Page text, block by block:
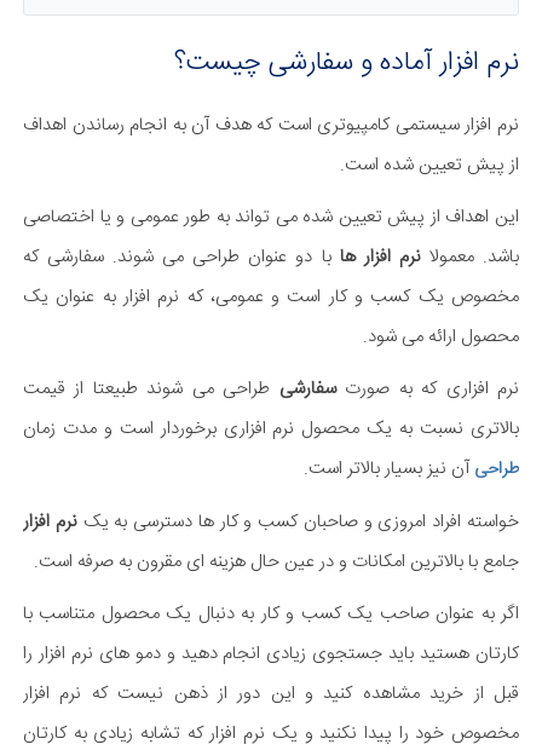
نرم افزار آماده و سفارشی چیست؟
نرم افزار سیستمی کامپیوتری است که هدف آن به انجام رساندن اهداف
از پیش تعیین شده است.
این اهداف از پیش تعیین شده می تواند به طور عمومی و یا اختصاصی
باشد. معمولانرم افزار هابا دو عنوان طراحی می شوند. سفارشی که
مخصوص یک کسب و کار است و عمومی، که نرم افزار به عنوان یک
محصول ارائه می شود.
نرم افزاری که به صورتسفارشی طراحی می شوند طبیعتا از قیمت
بالاتری نسبت به یک محصول نرم افزاری برخوردار است و مدت زمان
طراحیآن نیز بسیار بالاتر است.
خواسته افراد امروزی و صاحبان کسب و کار ها دسترسی به یکنرم افزار
جامع با بالاترین امکانات و در عین حال هزینه ای مقرون به صرفه است.
اگر به عنوان صاحب یک کسب و کار به دنبال یک محصول متناسب با
کارتان هستید باید جستجوی زیادی انجام دهید و دمو های نرم افزار را
قبل از خرید مشاهده کنید و این دور از ذهن نیست که نرم افزار
مخصوص خود را پیدا نکنید و یک نرم افزار که تشابه زیادی به کارتان